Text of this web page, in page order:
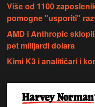
Više od 1100
pomogne "usporiti"
AMD i Anthropic
pet milijardi dolara
Kimi K3 i analitičari i